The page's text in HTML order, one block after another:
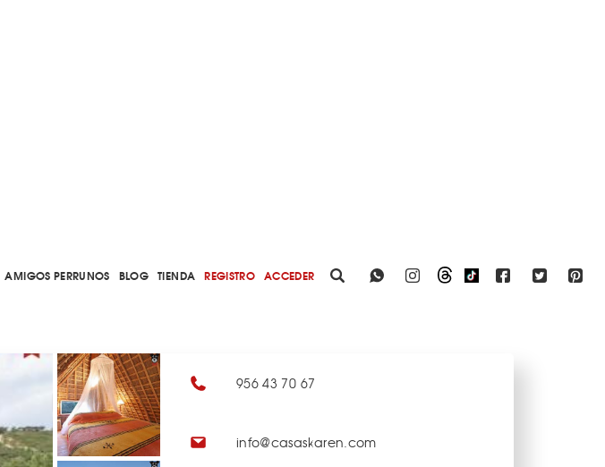
AMIGOS PERRUNOS BLOG TIENDA REGISTRO ACCEDER
956 43 70 67
info@casaskaren.com